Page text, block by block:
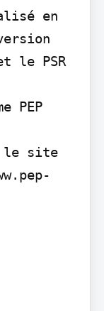
en
le PSR
PEP
le site